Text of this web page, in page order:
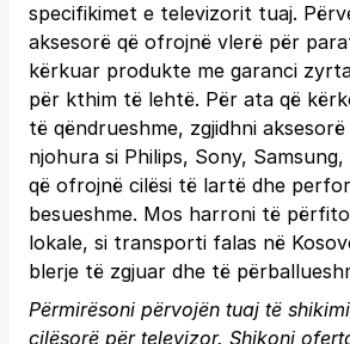
specifikimet e televizorit tuaj.
aksesorë që ofrojnë vlerë për
kërkuar produkte me garanci
për kthim të lehtë. Për ata që
të qëndrueshme, zgjidhni
njohura si Philips, Sony, Samsung,
që ofrojnë cilësi të lartë dhe
besueshme. Mos harroni të
lokale, si transporti falas në
blerje të zgjuar dhe të
Përmirësoni përvojën tuaj të
cilësorë për televizor. Shikoni